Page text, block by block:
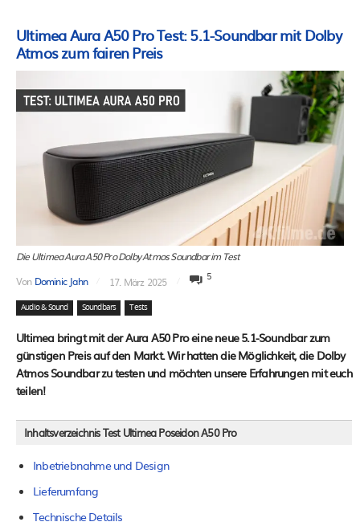
Ultimea Aura A50 Pro Test: 5.1-Soundbar mit Dolby
Atmos zum fairen Preis
Die Ultimea Aura A50 Pro Dolby Atmos Soundbar im Test
Von Dominic Jahn 17. März 2025 5
Audio & Sound Soundbars Tests
Ultimea bringt mit der Aura A50 Pro eine neue 5.1-Soundbar zum
günstigen Preis auf den Markt. Wir hatten die Möglichkeit, die Dolby
Atmos Soundbar zu testen und möchten unsere Erfahrungen mit euch
teilen!
Inhaltsverzeichnis Test Ultimea Poseidon A50 Pro
Inbetriebnahme und Design
Lieferumfang
Technische Details